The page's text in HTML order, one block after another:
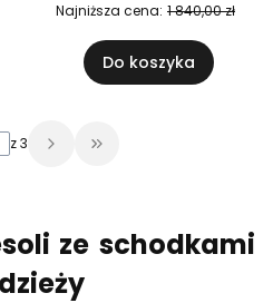
Najniższa cena: 1 840,00 zł
Do koszyka
z 3 Przejdź do ostatniej
ze schodkami